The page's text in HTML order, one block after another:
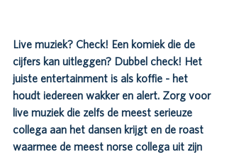
Live muziek? Check! Een komiek die de
cijfers kan uitleggen? Dubbel check! Het
juiste entertainment is als koffie - het
houdt iedereen wakker en alert. Zorg voor
live muziek die zelfs de meest serieuze
collega aan het dansen krijgt en de roast
waarmee de meest norse collega uit zijn